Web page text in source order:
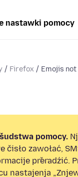
nastawki pomocy
Firefox Emojis
pomocy.
čisło zawołać,
přeradźić.
nastajenja